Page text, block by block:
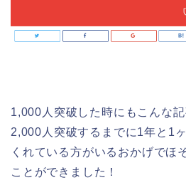
1,000人突破した時にもこんな記
2,000人突破するまでに1年と1
くれている方がいるおかげでほ
ことができました！